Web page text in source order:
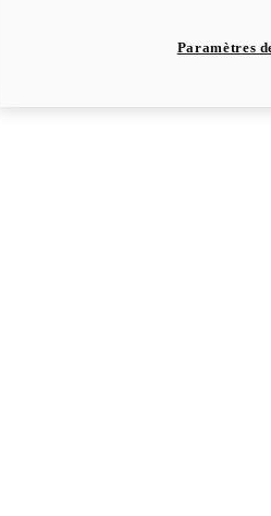
Paramètres